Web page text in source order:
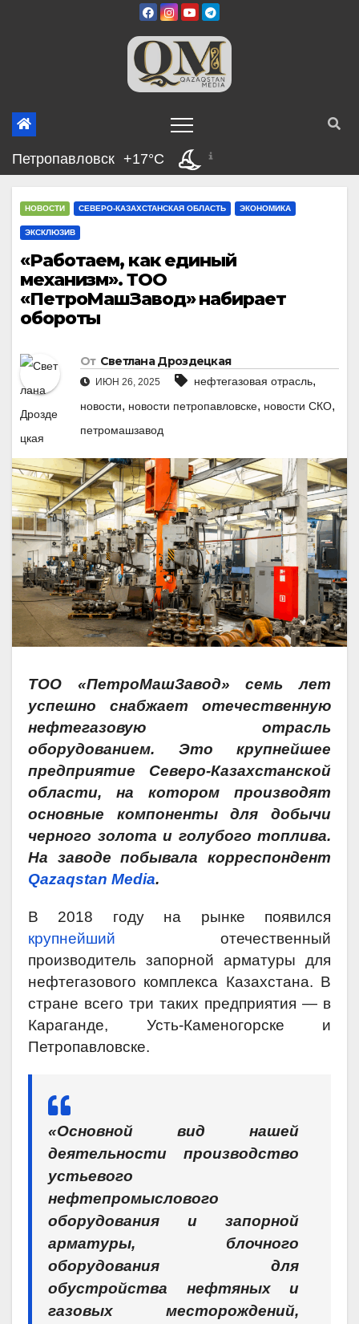
Петропавловск +17°C
НОВОСТИ СЕВЕРО-КАЗАХСТАНСКАЯ ОБЛАСТЬ ЭКОНОМИКА
ЭКСКЛЮЗИВ
«Работаем, как единый
механизм». ТОО
«ПетроМашЗавод» набирает
обороты
От Светлана Дроздецкая
ИЮН 26, 2025 нефтегазовая отрасль,
новости, новости петропавловске, новости СКО,
петромашзавод
ТОО «ПетроМашЗавод»
семь лет
успешно снабжает отечественную
нефтегазовую отрасль
оборудованием. Это крупнейшее
предприятие Северо-Казахстанской
области, на котором производят
основные компоненты для добычи
черного золота и голубого топлива.
На заводе побывала корреспондент
Qazaqstan Media.
В 2018 году на рынке появился
крупнейший отечественный
производитель запорной арматуры для
нефтегазового комплекса Казахстана. В
стране всего три таких предприятия — в
Караганде, Усть-Каменогорске и
Петропавловске.
«Основной вид нашей
деятельности производство
устьевого
нефтепромыслового
оборудования и запорной
арматуры, блочного
оборудования для
обустройства нефтяных и
газовых месторождений,